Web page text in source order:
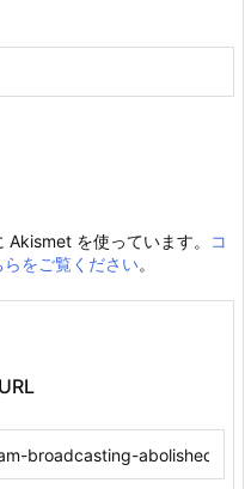
を使っています。
コ
らをご覧ください。